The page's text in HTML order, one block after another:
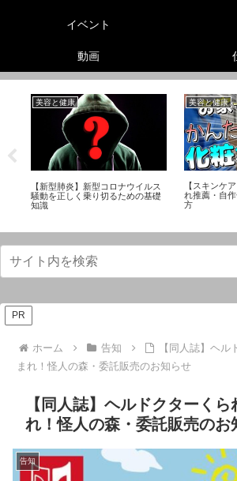
イベント
動画
美容と健康
【新型肺炎】新型コロナウイルス
騒動を正しく乗り切るための基礎
知識
美容と健康
【スキンケ
れ推薦・自
方
PR
ホーム 告知
【同人誌】ヘ
まれ！怪人の森・委託販売のお知らせ
【同人誌】ヘルドクターくら
れ！怪人の森・委託販売のお
告知